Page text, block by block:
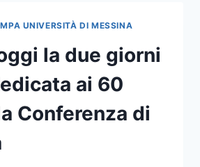
UNIVERSITÀ DI MESSINA
la due giorni
ai 60
Conferenza di